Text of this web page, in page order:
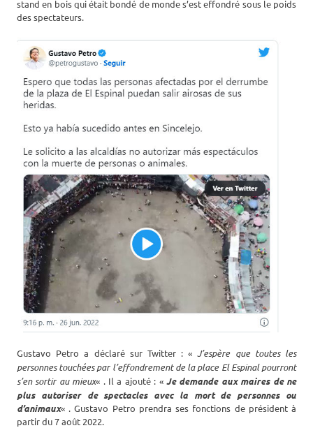
stand en bois qui était bondé de monde s’est effondré sous le poids
des spectateurs.
Gustavo Petro a déclaré sur Twitter : «J’espère que toutes les
personnes touchées par l’effondrement de la place El Espinal pourront
s’en sortir au mieux« . Il a ajouté : «Je demande aux maires de ne
plus autoriser de spectacles avec la mort de personnes ou
d’animaux« . Gustavo Petro prendra ses fonctions de président à
partir du 7 août 2022.